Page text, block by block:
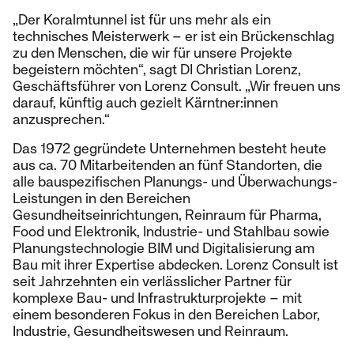
„Der Koralmtunnel ist für uns mehr als ein
technisches Meisterwerk – er ist ein Brückenschlag
zu den Menschen, die wir für unsere Projekte
begeistern möchten“, sagt DI Christian Lorenz,
Geschäftsführer von Lorenz Consult. „Wir freuen uns
darauf, künftig auch gezielt Kärntner:innen
anzusprechen.“
Das 1972 gegründete Unternehmen besteht heute
aus ca. 70 Mitarbeitenden an fünf Standorten, die
alle bauspezifischen Planungs- und Überwachungs-
Leistungen in den Bereichen
Gesundheitseinrichtungen, Reinraum für Pharma,
Food und Elektronik, Industrie- und Stahlbau sowie
Planungstechnologie BIM und Digitalisierung am
Bau mit ihrer Expertise abdecken. Lorenz Consult ist
seit Jahrzehnten ein verlässlicher Partner für
komplexe Bau- und Infrastrukturprojekte – mit
einem besonderen Fokus in den Bereichen Labor,
Industrie, Gesundheitswesen und Reinraum.